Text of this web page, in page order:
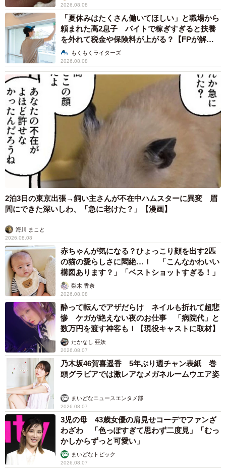
2026.08.08
「夏休みはたくさん働いてほしい」と職場から
頼まれた高2息子 バイトで稼ぎすぎると扶養
を外れて税金や保険料が上がる？【FPが解
説】もくもくライターズ
2026.08.08
2泊3日の東京出張→飼い主さんが不在中ハムスターに異変 眉
間にできた深いしわ、「急に老けた？」【漫画】
海川 まこと
2026.08.08
赤ちゃんが気になる？ひょっこり顔を出す2匹
の猫の愛らしさに悶絶…！ 「こんなかわいい
構図あります？」「ベストショットすぎる！」
梨木 香奈
2026.08.08
酔って転んでアザだらけ ネイルも折れて超悲
惨 ケガが絶えない夜のお仕事 「病院代」と
数万円を渡す神客も！【現役キャストに取材】
たかなし 亜妖
2026.08.07
乃木坂46賀喜遥香 5年ぶり週チャン表紙 巻
頭グラビアでは激レアなメガネルームウエア姿
まいどなニュースエンタメ部
2026.08.07
3児の母 43歳女優の肩見せコーデでファンざ
わざわ 「色っぽすぎて思わず二度見」「むっ
かしからずっと可愛い」
まいどなトピック
2026.08.07